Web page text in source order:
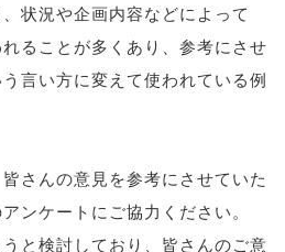
状況や企画内容などによって
ることが多くあり、参考にさせ
言い方に変えて使われている例
さんの意見を参考にさせていた
ンケートにご協力ください。
と検討しており、皆さんのご意